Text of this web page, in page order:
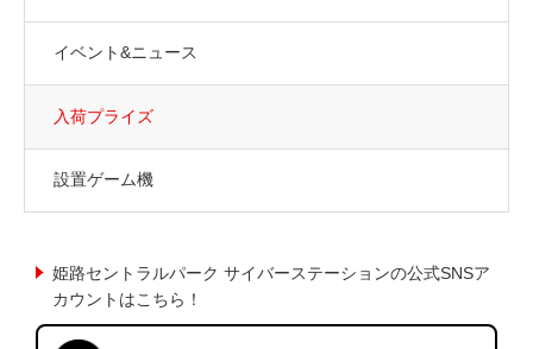
イベント&ニュース
入荷プライズ
設置ゲーム機
姫路セントラルパーク サイバーステーションの公式SNSア
カウントはこちら！